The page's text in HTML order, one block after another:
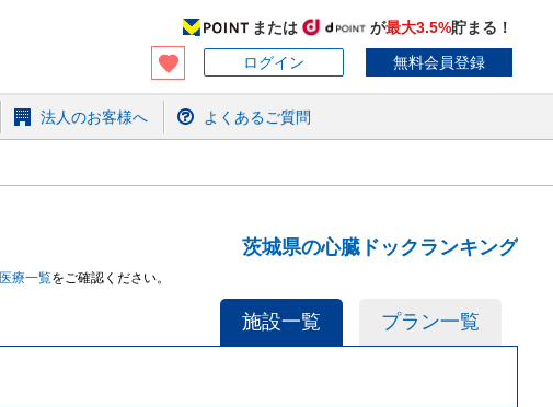
または が最大3.5%貯まる！
ログイン
無料会員登録
法人のお客様へ よくあるご質問
茨城県の心臓ドックランキング
医療一覧をご確認ください。
施設一覧 プラン一覧